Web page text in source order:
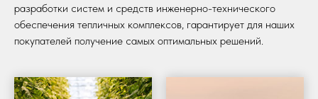
разработки систем и средств инженерно-технического
обеспечения тепличных комплексов, гарантирует для наших
покупателей получение самых оптимальных решений.